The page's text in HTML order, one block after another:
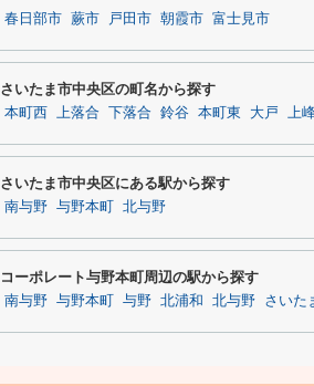
春日部市
蕨市 戸田市 朝霞市 富士見市
さいたま市中央区の町名から探す
本町西 上落合 下落合 鈴谷 本町東 大戸 上
さいたま市中央区にある駅から探す
南与野 与野本町 北与野
コーポレート与野本町周辺の駅から探す
南与野 与野本町 与野 北浦和 北与野 さいた